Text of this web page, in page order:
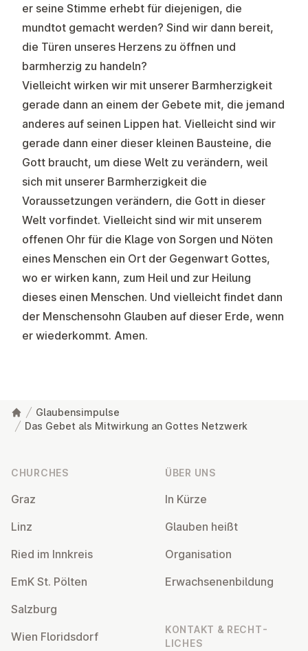
er seine Stimme erhebt für diejenigen, die
mundtot gemacht werden? Sind wir dann bereit,
die Türen unseres Herzens zu öffnen und
barmherzig zu handeln?
Vielleicht wirken wir mit unserer Barmherzigkeit
gerade dann an einem der Gebete mit, die jemand
anderes auf seinen Lippen hat. Vielleicht sind wir
gerade dann einer dieser kleinen Bausteine, die
Gott braucht, um diese Welt zu verändern, weil
sich mit unserer Barmherzigkeit die
Voraussetzungen verändern, die Gott in dieser
Welt vorfindet. Vielleicht sind wir mit unserem
offenen Ohr für die Klage von Sorgen und Nöten
eines Menschen ein Ort der Gegenwart Gottes,
wo er wirken kann, zum Heil und zur Heilung
dieses einen Menschen. Und vielleicht findet dann
der Menschensohn Glauben auf dieser Erde, wenn
er wiederkommt. Amen.
Glaubensimpulse
Das Gebet als Mitwirkung an Gottes Netzwerk
CHURCHES
Graz
Linz
Ried im Innkreis
EmK St. Pölten
Salzburg
Wien Flor­idsdorf
ÜBER UNS
In Kürze
Glauben heißt
Or­gan­isa­tion
Er­wach­sen­en­bildung
KONTAKT & RECHT­
LICHES